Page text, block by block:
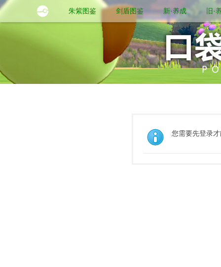
朱紫图鉴 剑盾图鉴 新·养成 旧·
您需要先登录